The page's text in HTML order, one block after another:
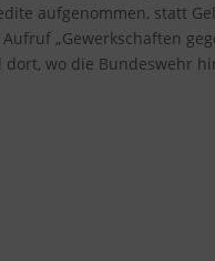
aufgenommen, statt
„Gewerkschaften
wo die Bundeswehr